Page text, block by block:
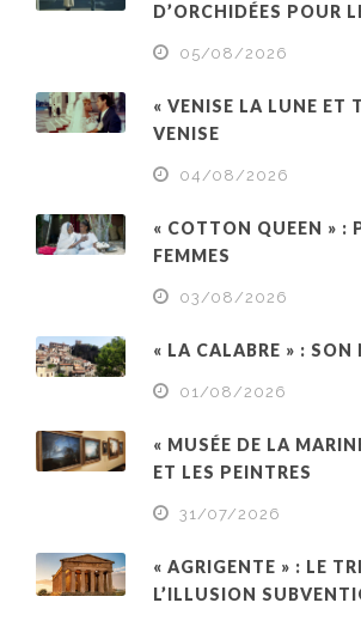
D’ORCHIDÉES POUR
05/08/2026
« VENISE LA LUNE ET
VENISE
04/08/2026
« COTTON QUEEN » :
FEMMES
03/08/2026
« LA CALABRE » : SON
01/08/2026
« MUSÉE DE LA
ET LES PEINTRES
31/07/2026
« AGRIGENTE » : LE
L’ILLUSION